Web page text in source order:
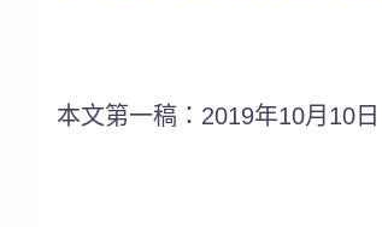
本文第一稿：2019年10月10日